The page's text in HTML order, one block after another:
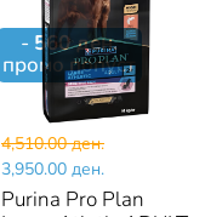
- 560ден.
промо попуст
4,510.00 ден.
3,950.00 ден.
Purina Pro Plan